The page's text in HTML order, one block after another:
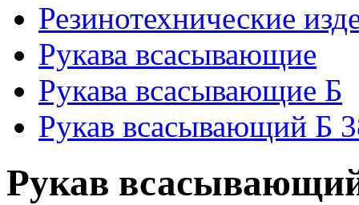
Резинотехнические
Рукава всасывающие
Рукава всасывающие Б
Рукав всасывающий Б
Рукав